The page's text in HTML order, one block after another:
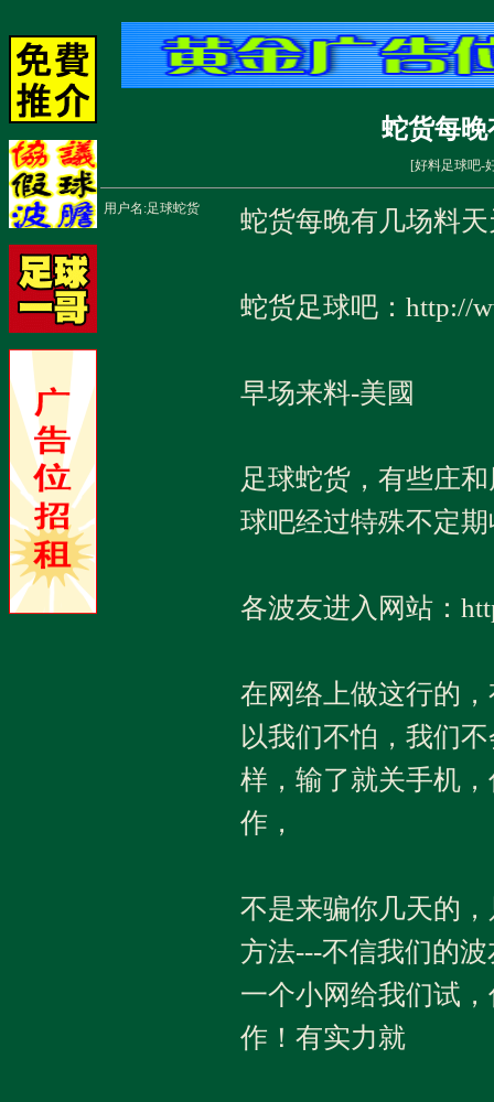
蛇货每
[好料足球吧-
用户名:足球蛇货 蛇货每晚有几场料
蛇货足球吧：http://
早场来料-美國
足球蛇货，有些庄
球吧经过特殊不定
各波友进入网站：
在网络上做这行的
以我们不怕，我们
样，输了就关手机
作，
不是来骗你几天的
方法---不信我们的
一个小网给我们试
作！有实力就